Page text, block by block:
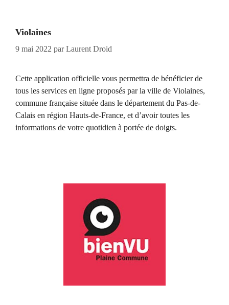
Violaines
9 mai 2022 parLaurent Droid
Cette application officielle vous permettra de bénéficier de
tous les services en ligne proposés par la ville de Violaines,
commune française située dans le département du Pas-de-
Calais en région Hauts-de-France, et d’avoir toutes les
informations de votre quotidien à portée de doigts.